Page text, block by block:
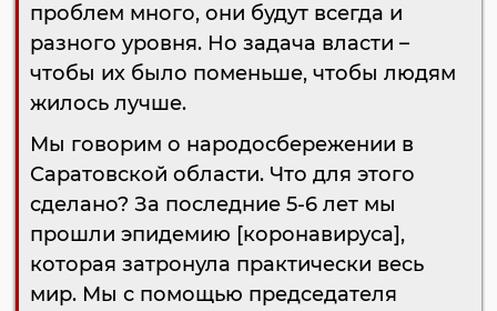
проблем много, они будут всегда и
разного уровня. Но задача власти –
чтобы их было поменьше, чтобы людям
жилось лучше.
Мы говорим о народосбережении в
Саратовской области. Что для этого
сделано? За последние 5-6 лет мы
прошли эпидемию [коронавируса],
которая затронула практически весь
мир. Мы с помощью председателя